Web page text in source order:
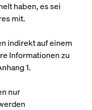
haben, es sei
mit.
indirekt auf einem
Informationen zu
1.
nur